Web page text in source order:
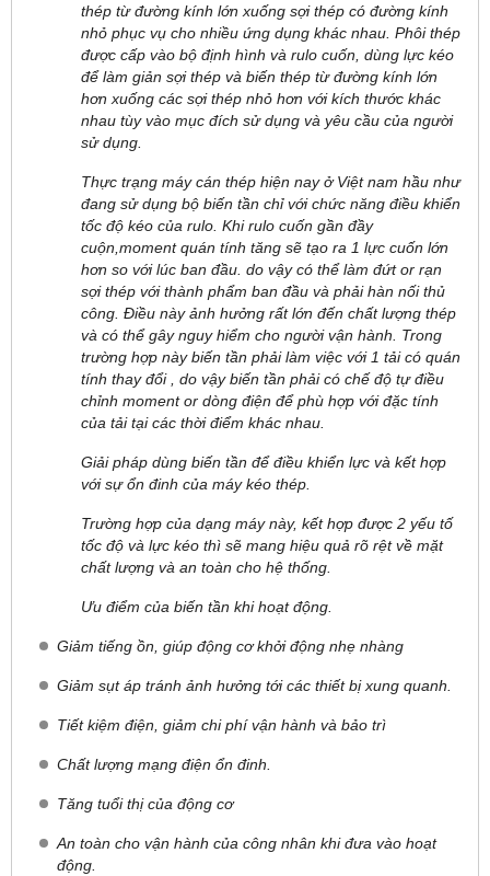
thép từ đường kính lớn xuống sợi thép có đường kính
nhỏ phục vụ cho nhiều ứng dụng khác nhau. Phôi thép
được cấp vào bộ định hình và rulo cuốn, dùng lực kéo
để làm giản sợi thép và biến thép từ đường kính lớn
hơn xuống các sợi thép nhỏ hơn với kích thước khác
nhau tùy vào mục đích sử dụng và yêu cầu của người
sử dụng.
Thực trạng máy cán thép hiện nay ở Việt nam hầu như
đang sử dụng bộ biến tần chỉ với chức năng điều khiển
tốc độ kéo của rulo. Khi rulo cuốn gần đầy
cuộn,moment quán tính tăng sẽ tạo ra 1 lực cuốn lớn
hơn so với lúc ban đầu. do vậy có thể làm đứt or rạn
sợi thép với thành phẩm ban đầu và phải hàn nối thủ
công. Điều này ảnh hưởng rất lớn đến chất lượng thép
và có thể gây nguy hiểm cho người vận hành. Trong
trường hợp này biến tần phải làm việc với 1 tải có quán
tính thay đổi , do vậy biến tần phải có chế độ tự điều
chỉnh moment or dòng điện để phù hợp với đặc tính
của tải tại các thời điểm khác nhau.
Giải pháp dùng biến tần để điều khiển lực và kết hợp
với sự ổn đinh của máy kéo thép.
Trường hợp của dạng máy này, kết hợp được 2 yếu tố
tốc độ và lực kéo thì sẽ mang hiệu quả rõ rệt về mặt
chất lượng và an toàn cho hệ thống.
Ưu điểm của biến tần khi hoạt động.
Giảm tiếng ồn, giúp động cơ khởi động nhẹ nhàng
Giảm sụt áp tránh ảnh hưởng tới các thiết bị xung quanh.
Tiết kiệm điện, giảm chi phí vận hành và bảo trì
Chất lượng mạng điện ổn đinh.
Tăng tuổi thị của động cơ
An toàn cho vận hành của công nhân khi đưa vào hoạt
động.